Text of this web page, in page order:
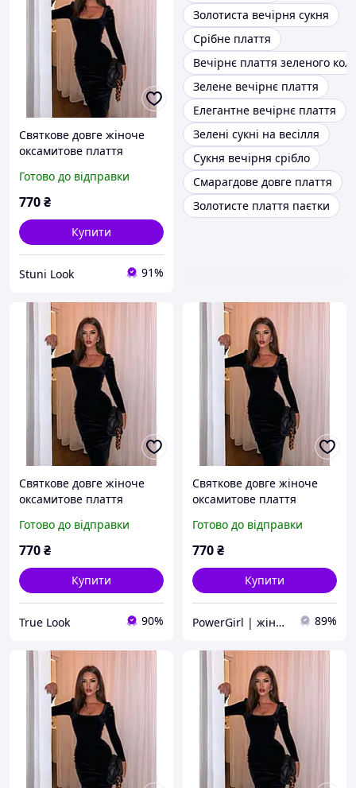
Святкове довге жіноче
оксамитове плаття
смарагдове) з довгим
рукавом
Готово до відправки
770₴
Купити
Stuni Look 91%
Золотиста вечірня сукня
Срібне плаття
Вечірнє плаття зеленого
Зелене вечірнє плаття
Елегантне вечірнє плаття
Зелені сукні на весілля
Сукня вечірня срібло
Смарагдове довге плаття
Золотисте плаття паєтки
Святкове довге жіноче
оксамитове плаття
смарагдове) з довгим
рукавом
Готово до відправки
770₴
Купити
True Look 90%
Святкове довге жіноче
оксамитове плаття
смарагдове) з довгим
рукавом
Готово до відправки
770₴
Купити
PowerGirl | жіночий одяг 89%